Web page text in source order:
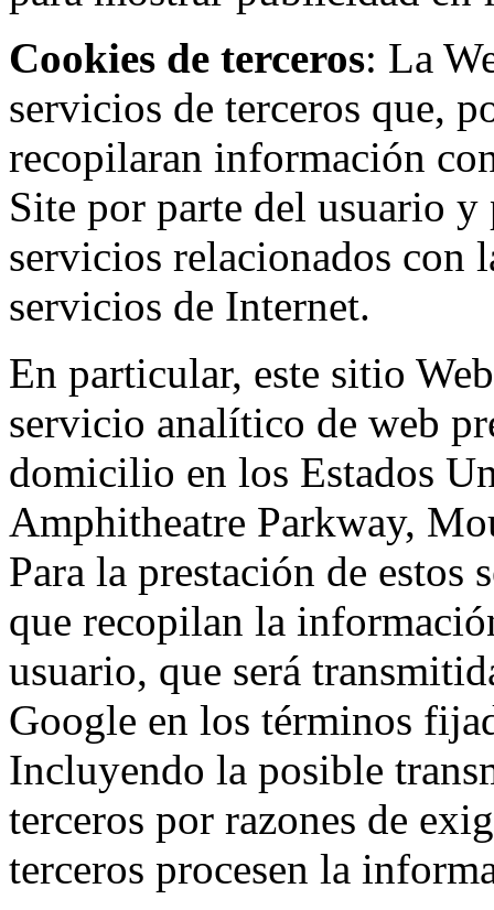
Cookies de terceros: La
servicios de terceros que,
recopilaran información
Site por parte del usuario
servicios relacionados con
servicios de Internet.
En particular, este sitio
servicio analítico de web
domicilio en los Estados
Amphitheatre Parkway,
Para la prestación de
que recopilan la
usuario, que será
Google en los términos
Incluyendo la posible
terceros por razones de
terceros procesen la